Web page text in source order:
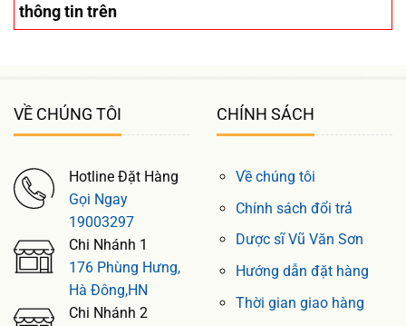
thông tin trên
VỀ CHÚNG TÔI
Hotline Đặt Hàng
Gọi Ngay
19003297
Chi Nhánh 1
176 Phùng Hưng,
Hà Đông,HN
Chi Nhánh 2
CHÍNH SÁCH
Về chúng tôi
Chính sách đổi trả
Dược sĩ Vũ Văn Sơn
Hướng dẫn đặt hàng
Thời gian giao hàng